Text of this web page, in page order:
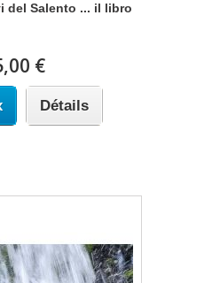
del Salento ... il libro
€
Détails